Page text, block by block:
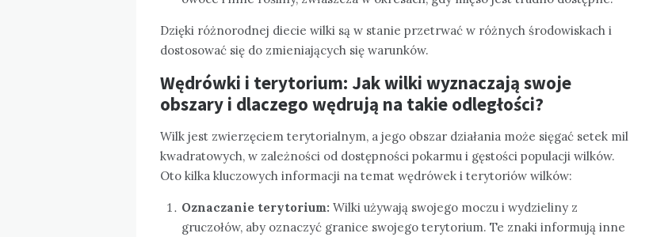
Dzięki różnorodnej diecie wilki są w stanie przetrwać w różnych środowiskach i
dostosować się do zmieniających się warunków.
Wędrówki i terytorium: Jak wilki wyznaczają swoje
obszary i dlaczego wędrują na takie odległości?
Wilk jest zwierzęciem terytorialnym, a jego obszar działania może sięgać setek mil
kwadratowych, w zależności od dostępności pokarmu i gęstości populacji wilków.
Oto kilka kluczowych informacji na temat wędrówek i terytoriów wilków:
Oznaczanie terytorium: Wilki używają swojego moczu i wydzieliny z
gruczołów, aby oznaczyć granice swojego terytorium. Te znaki informują inne